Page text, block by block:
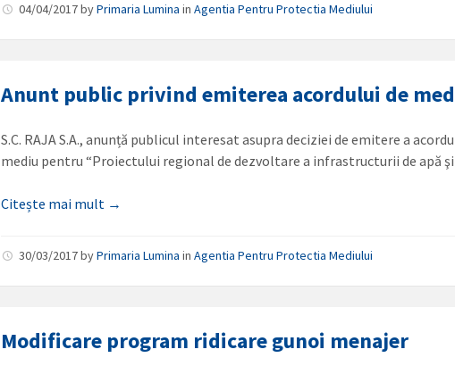
04/04/2017byPrimaria Lumina inAgentia Pentru Protectia Mediului
Anunt public privind emiterea acordului de
S.C. RAJA S.A., anunță publicul interesat asupra deciziei de emitere a
mediu pentru “Proiectului regional de dezvoltare a infrastructurii de apă
Citește mai mult →
30/03/2017byPrimaria Lumina inAgentia Pentru Protectia Mediului
Modificare program ridicare gunoi menajer